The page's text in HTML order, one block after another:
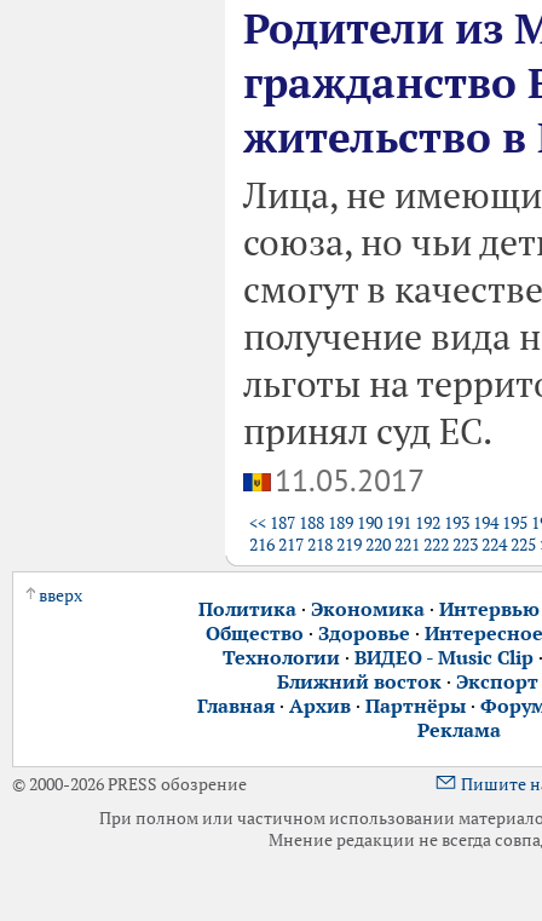
Родители из
гражданство
жительство
Лица, не
союза, но чьи
смогут в
получение вида
льготы на
принял суд ЕС.
11.05.2017
<< 187 188 189 190 191 192 193 194 195
216217218219220221 222223224225
вверх
Политика· Экономика· Интервью
Общество · Здоровье · Интересное
Технологии· ВИДЕО - Music Clip
Ближний восток ·
Главная· Архив· Партнёры·
Реклама
© 2000-2026 PRESS обозрение
Пишите
При полном или частичном использовании
Мнение редакции не всегда